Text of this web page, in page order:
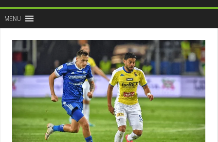
MENU